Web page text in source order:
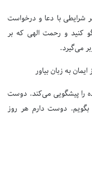
شرایطی با دعا و درخواست
کنید و رحمت الهی که بر
می‌گیرد.
به زبان بیاور
را پیشگویی می‌کند. دوست
بگویم. دوست دارم هر روز